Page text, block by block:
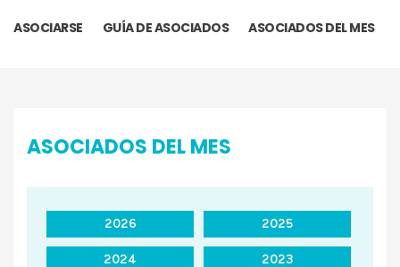
ASOCIARSE GUÍA DE ASOCIADOS ASOCIADOS DEL MES
ASOCIADOS DEL MES
2026 2025
2024 2023